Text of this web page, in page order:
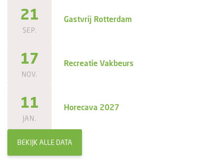
21
SEP.
Gastvrij Rotterdam
17
NOV.
Recreatie Vakbeurs
11
JAN.
Horecava 2027
BEKIJK ALLE DATA